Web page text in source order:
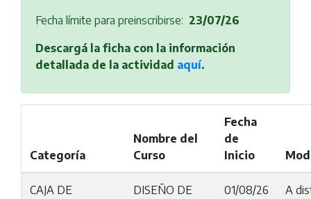
Fecha límite para preinscribirse: 23/07/26
Descargá la ficha con la información
detallada de la actividad aquí.
Categoría
Nombre del
Curso
Fecha
de
Inicio
CAJA DE
DISEÑO DE
01/08/26 A